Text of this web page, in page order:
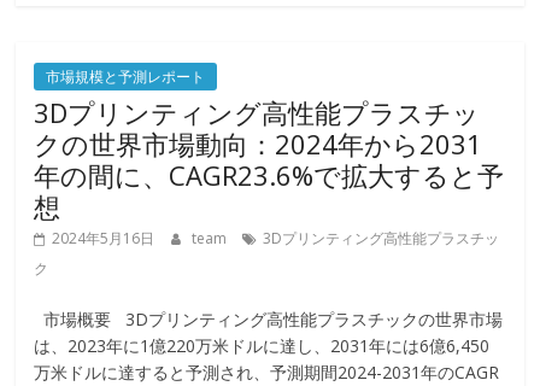
市場規模と予測レポート
3Dプリンティング高性能プラスチッ
クの世界市場動向：2024年から2031
年の間に、CAGR23.6%で拡大すると予
想
2024年5月16日 team
3Dプリンティング高性能プラスチッ
ク
市場概要 3Dプリンティング高性能プラスチックの世界市場
は、2023年に1億220万米ドルに達し、2031年には6億6,450
万米ドルに達すると予測され、予測期間2024-2031年のCAGR